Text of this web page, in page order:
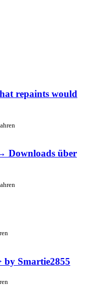
repaints would
Downloads über
by Smartie2855